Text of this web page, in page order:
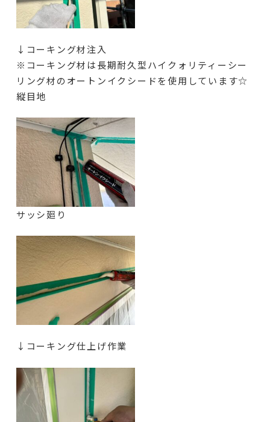
↓コーキング材注入
※コーキング材は長期耐久型ハイクォリティーシー
リング材のオートンイクシードを使用しています☆
縦目地
サッシ廻り
↓コーキング仕上げ作業